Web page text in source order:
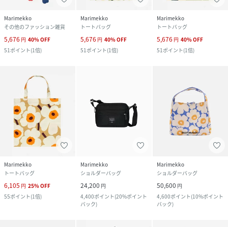
Marimekko
その他のファッション雑貨
5,676 円 40%OFF
51ポイント(1倍)
Marimekko
トートバッグ
5,676 円 40%OFF
51ポイント(1倍)
Marimekko
トートバッグ
5,676 円 40%OFF
51ポイント(1倍)
Marimekko
トートバッグ
6,105 円 25%OFF
55ポイント(1倍)
Marimekko
ショルダーバッグ
24,200 円
4,400ポイント(20%ポイント
バック)
Marimekko
ショルダーバッグ
50,600 円
4,600ポイント(10%ポイント
バック)